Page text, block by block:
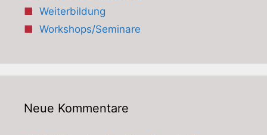
Weiterbildung
Workshops/Seminare
Neue Kommentare